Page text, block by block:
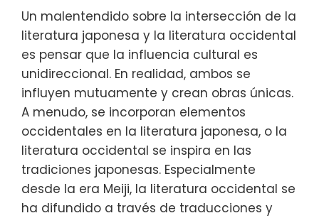
Un malentendido sobre la intersección de la
literatura japonesa y la literatura occidental
es pensar que la influencia cultural es
unidireccional. En realidad, ambos se
influyen mutuamente y crean obras únicas.
A menudo, se incorporan elementos
occidentales en la literatura japonesa, o la
literatura occidental se inspira en las
tradiciones japonesas. Especialmente
desde la era Meiji, la literatura occidental se
ha difundido a través de traducciones y